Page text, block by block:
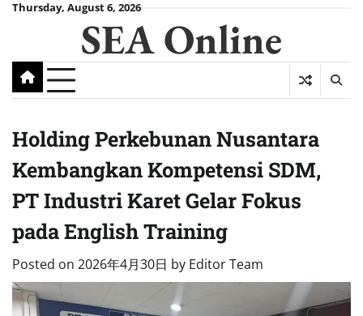
SkipThursday, August 6, 2026
SEA Online
Holding Perkebunan Nusantara
Kembangkan Kompetensi SDM,
PT Industri Karet Gelar Fokus
pada English Training
Posted on 2026年4月30日 by Editor Team